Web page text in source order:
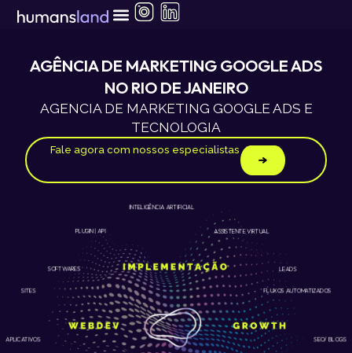
para
conteúdoAGÊNCIA DE MARKETING GOOGLE ADS
NO RIO DE JANEIRO
AGENCIA DE MARKETING GOOGLE ADS E
TECNOLOGIA
Fale agora com nossos especialistas
APLICATIVOS
SITES
SEO/ BLOGS
FLUXOS AUTOMATIZADOS
INTELIGÊNCIA ARTIFICIAL
PLUGIN | API
SOFTWARES
ASSISTENTE VIRTUAL
LEADS